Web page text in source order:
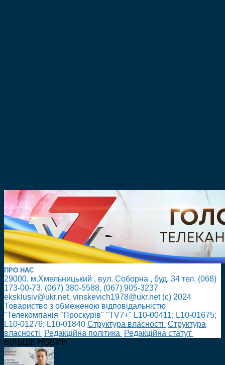
ПРО НАС
29000, м.Хмельницький , вул. Соборна , буд. 34 тел. (068)
173-00-73, (067) 380-5588, (067) 905-3237
eksklusiv@ukr.net, vinskevich1978@ukr.net (с) 2024
Товариство з обмеженою відповідальністю
"Телекомпанія "Проскурів" "TV7+" L10-00411; L10-01675;
L10-01276; L10-01840 Cтруктура власності Cтруктура
власності
Редакційна політика
Редакційна статут
БІЛЬШЕ НОВИН